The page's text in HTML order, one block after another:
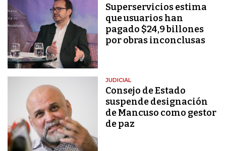
Superservicios estima
que usuarios han
pagado $24,9 billones
por obras inconclusas
JUDICIAL
Consejo de Estado
suspende designación
de Mancuso como gestor
de paz